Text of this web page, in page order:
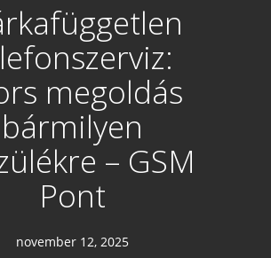
megoldás
bármilyen
– GSM
Pont
november 12, 2025